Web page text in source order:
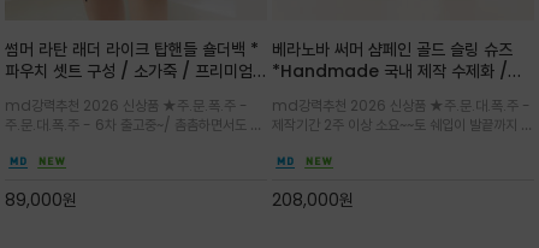
썸머 라탄 래더 라이크 탑핸들 숄더백 *
파우치 셋트 구성 / 소가죽 / 프리미엄
라이크 배색이 조화롭게 어우러진 탑핸
들 숄더백
md강력추천 2026 신상품 ★주.문.폭.주 -
주.문.대.폭.주 - 6차 출고중~/ 촘촘하면서도 입
만들며 부드러운 곡선의 바스켓 실루엣에 넉넉한
양한 연출이
89,000원
베라노바 써머 샴페인 골드 슬링 슈즈
*Handmade 국내 제작 수제화 /은
스럽게 밝혀주는 슬링백 플랫슈
md강력추천 2026 신상품 ★주.문.대.폭.주 -
제작기간 2주 이상 소요~~토 쉐입이 발끝까지 세
끔한 디자인과 베이직한 컬러감으로 높은 활용도
일까지 두루 잘 어울리는 활2
208,000원